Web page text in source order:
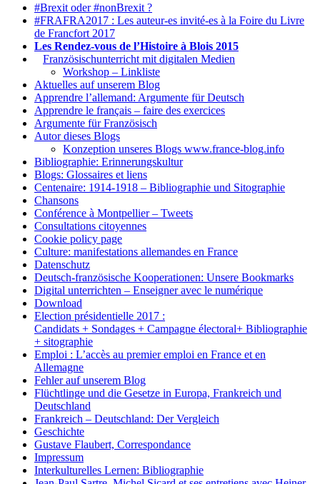
#Brexit oder #nonBrexit ?
#FRAFRA2017 : Les auteur-es invité-es à la Foire du Livre
de Francfort 2017
Les Rendez-vous de l’Histoire à Blois 2015
Französischunterricht mit digitalen Medien
Workshop – Linkliste
Aktuelles auf unserem Blog
Apprendre l’allemand: Argumente für Deutsch
Apprendre le français – faire des exercices
Argumente für Französisch
Autor dieses Blogs
Konzeption unseres Blogs www.france-blog.info
Bibliographie: Erinnerungskultur
Blogs: Glossaires et liens
Centenaire: 1914-1918 – Bibliographie und Sitographie
Chansons
Conférence à Montpellier – Tweets
Consultations citoyennes
Cookie policy page
Culture: manifestations allemandes en France
Datenschutz
Deutsch-französische Kooperationen: Unsere Bookmarks
Digital unterrichten – Enseigner avec le numérique
Download
Election présidentielle 2017 :
Candidats + Sondages + Campagne électoral+ Bibliographie
+ sitographie
Emploi : L’accès au premier emploi en France et en
Allemagne
Fehler auf unserem Blog
Flüchtlinge und die Gesetze in Europa, Frankreich und
Deutschland
Frankreich – Deutschland: Der Vergleich
Geschichte
Gustave Flaubert, Correspondance
Impressum
Interkulturelles Lernen: Bibliographie